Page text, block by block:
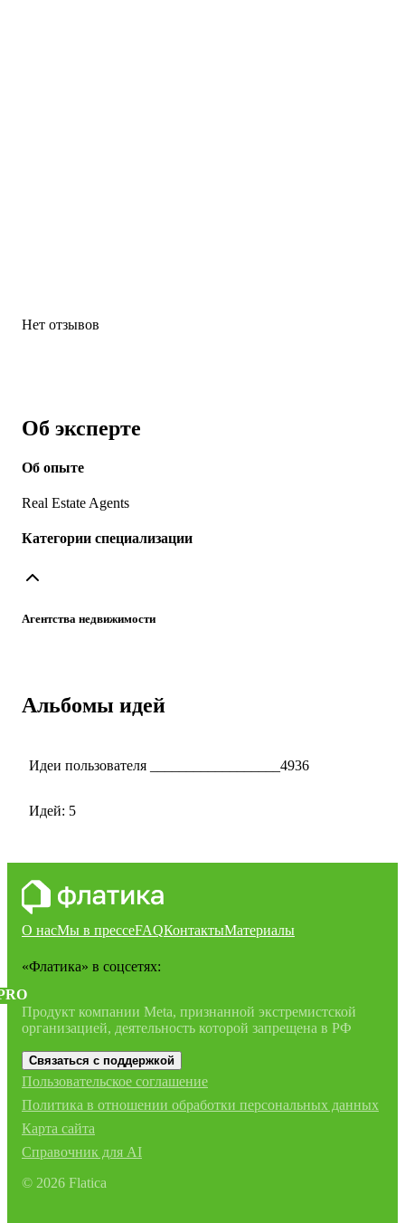
Нет отзывов
Об эксперте
Об опыте
Real Estate Agents
Категории специализации
Агентства недвижимости
Альбомы идей
Идеи пользователя __________________4936
Идей: 5
О насМы в прессеFAQКонтактыМатериалы
«Флатика» в соцсетях:
Продукт компании Meta, признанной экстремистской
организацией, деятельность которой запрещена в РФ
Связаться с поддержкой
Пользовательское соглашение
Политика в отношении обработки персональных данных
Карта сайта
Справочник для AI
© 2026 Flatica